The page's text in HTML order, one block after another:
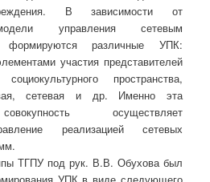
В зависимости от
управления сетевым
формируются различные УПК:
участия представителей
пространства,
сетевая и др. Именно эта
осуществляет
реализацией сетевых
ТГПУ под рук. В.В. Обухова был